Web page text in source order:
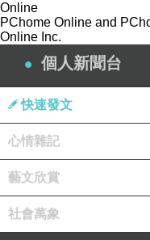
商品網址:
Online
PChome Online and
Online Inc.
個人新聞台
快速發文
心情雜記
藝文欣賞
社會萬象